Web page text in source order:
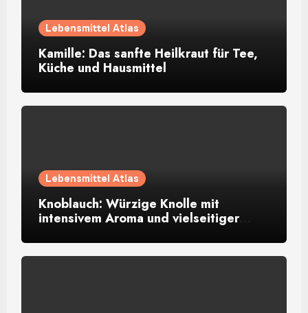
Lebensmittel Atlas
Kamille: Das sanfte Heilkraut für Tee,
Küche und Hausmittel
Lebensmittel Atlas
Knoblauch: Würzige Knolle mit
intensivem Aroma und vielseitiger